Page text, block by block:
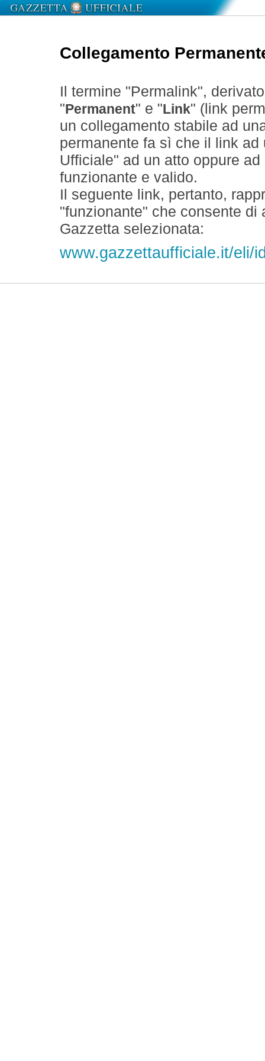
Collegamento
Il termine "Permalink",
" Permanent" e " Link" (link
un collegamento stabile ad
permanente fa sì che il link
Ufficiale" ad un atto oppure
funzionante e valido.
Il seguente link, pertanto,
"funzionante" che consente
Gazzetta selezionata:
www.gazzettaufficiale.it/eli/